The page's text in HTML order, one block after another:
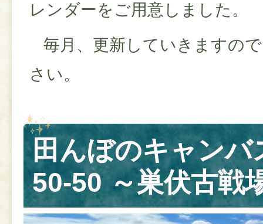
レンダーをご用意しました。
毎月、更新していきますの
さい。
田んぼのキャン
50-50 ～巣伏古戦